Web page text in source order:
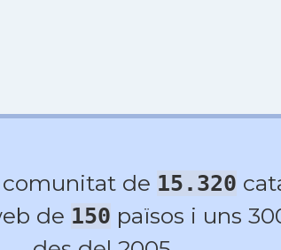
comunitat de 15.320
de 150 països i uns